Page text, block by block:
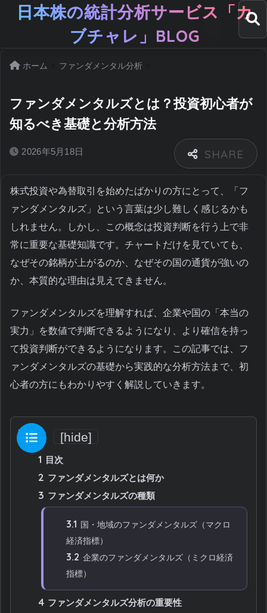
日本株の統計分析サービス「カ
ブチャレ」BLOG
ホーム ファンダメンタル分析
ファンダメンタルズとは？投資初心者が
知るべき基礎と分析方法
2026年5月18日
株式投資や為替取引を始めたばかりの方にとって、「フ
ァンダメンタルズ」という言葉は少し難しく感じるかも
しれません。しかし、この概念は投資判断を行う上で非
常に重要な基礎知識です。チャートだけを見ていても、
なぜその銘柄が上がるのか、なぜその国の通貨が強いの
か、本質的な理由は見えてきません。
ファンダメンタルズを理解すれば、企業や国の「本当の
実力」を数値で判断できるようになり、より確信を持っ
て投資判断ができるようになります。この記事では、フ
ァンダメンタルズの基礎から実践的な分析方法まで、初
心者の方にもわかりやすく解説していきます。
目次 [hide]
1 目次
2 ファンダメンタルズとは何か
3 ファンダメンタルズの種類
3.1 国・地域のファンダメンタルズ（マクロ
経済指標）
3.2 企業のファンダメンタルズ（ミクロ経済
指標）
4 ファンダメンタルズ分析の重要性